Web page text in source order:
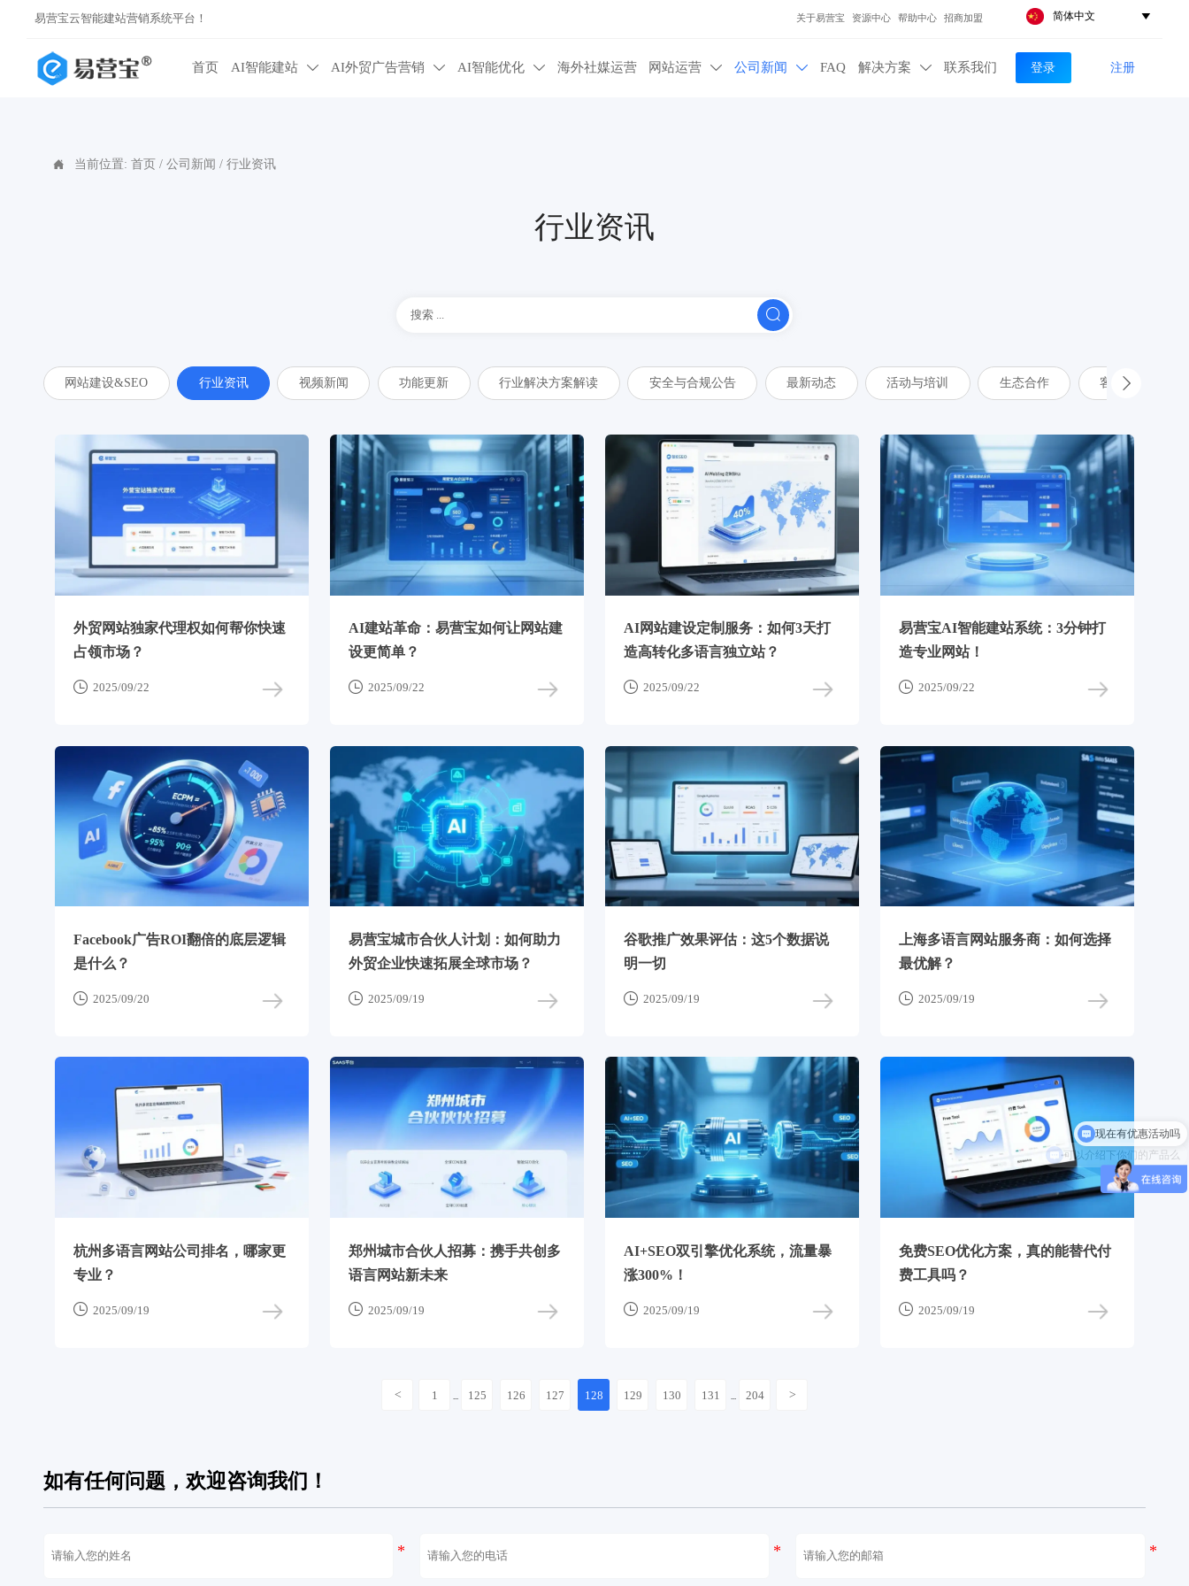
易营宝云智能建站营销系统平台！ 关于易营宝 资源中心 帮助中心 招商加盟 简体中文 
首页 AI智能建站  AI外贸广告营销  AI智能优化  海外社媒运营 网站运营  公司新闻  FAQ 解决方案  联系我们 登录 注册
 当前位置: 首页/ 公司新闻 / 行业资讯
行业资讯

网站建设&SEO 行业资讯 视频新闻 功能更新 行业解决方案解读 安全与合规公告 最新动态 活动与培训 生态合作 客户案例

外贸网站独家代理权如何帮你快速
占领市场？
 2025/09/22
AI建站革命：易营宝如何让网站建
设更简单？
 2025/09/22
AI网站建设定制服务：如何3天打
造高转化多语言独立站？
 2025/09/22
易营宝AI智能建站系统：3分钟打
造专业网站！
 2025/09/22
Facebook广告ROI翻倍的底层逻辑
是什么？
 2025/09/20
易营宝城市合伙人计划：如何助力
外贸企业快速拓展全球市场？
 2025/09/19
谷歌推广效果评估：这5个数据说
明一切
 2025/09/19
上海多语言网站服务商：如何选择
最优解？
 2025/09/19
杭州多语言网站公司排名，哪家更
专业？
 2025/09/19
郑州城市合伙人招募：携手共创多
语言网站新未来
 2025/09/19
AI+SEO双引擎优化系统，流量暴
涨300%！
 2025/09/19
免费SEO优化方案，真的能替代付
费工具吗？
 2025/09/19
< 1 ... 125 126 127 128 129 130 131 ... 204 >
如有任何问题，欢迎咨询我们！
可以介绍下你们的产品么